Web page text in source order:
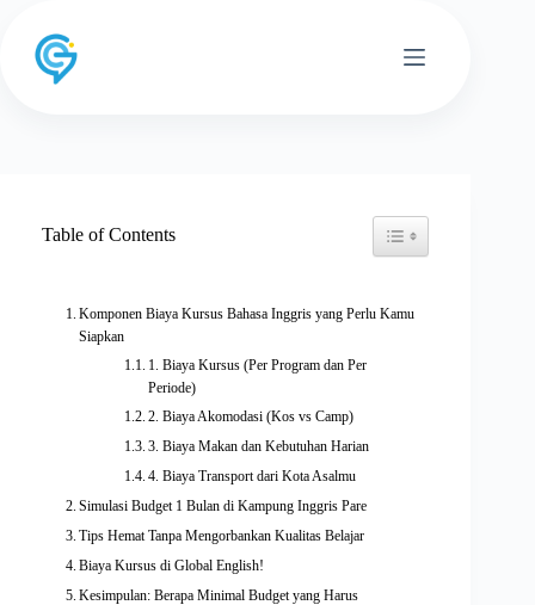
content
Table of Contents Toggle Table of Content
Komponen Biaya Kursus Bahasa Inggris yang Perlu Kamu
Siapkan
1. Biaya Kursus (Per Program dan Per
Periode)
2. Biaya Akomodasi (Kos vs Camp)
3. Biaya Makan dan Kebutuhan Harian
4. Biaya Transport dari Kota Asalmu
Simulasi Budget 1 Bulan di Kampung Inggris Pare
Tips Hemat Tanpa Mengorbankan Kualitas Belajar
Biaya Kursus di Global English!
Kesimpulan: Berapa Minimal Budget yang Harus